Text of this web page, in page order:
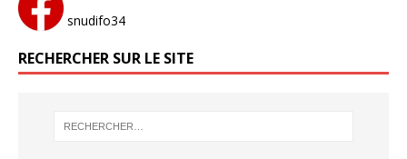
snudifo34
RECHERCHER SUR LE SITE